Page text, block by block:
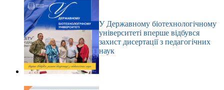
У Державному біотехнологічному
університеті вперше відбувся
захист дисертації з педагогічних
наук